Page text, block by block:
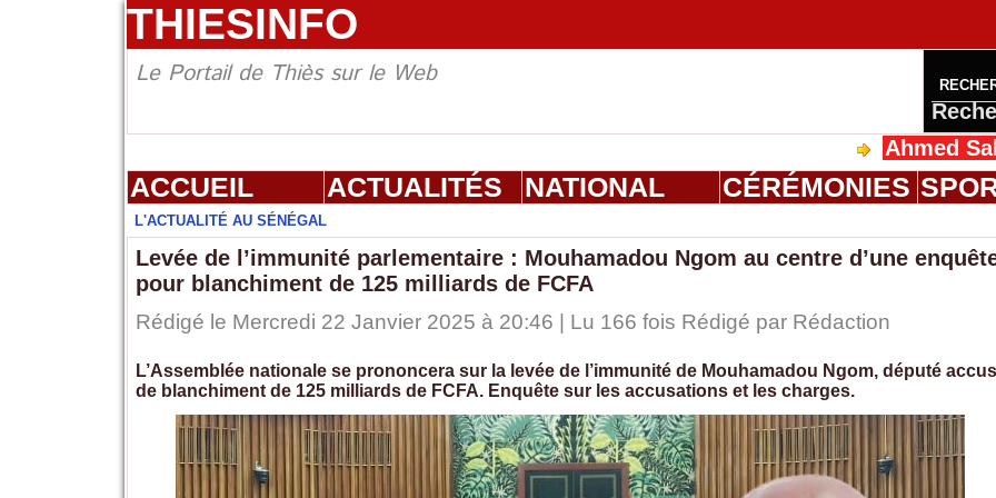
THIESINFO
Le Portail de Thiès sur le Web
Ahmed Saloum
ACCUEIL ACTUALITÉS NATIONAL CÉRÉMONIES
L'ACTUALITÉ AU SÉNÉGAL
Levée de l’immunité parlementaire : Mouhamadou Ngom au centre d’une
pour blanchiment de 125 milliards de FCFA
Rédigé le Mercredi 22 Janvier 2025 à 20:46 | Lu 166 fois Rédigé par Rédaction
L’Assemblée nationale se prononcera sur la levée de l’immunité de Mouhamadou Ngom, député
de blanchiment de 125 milliards de FCFA. Enquête sur les accusations et les charges.